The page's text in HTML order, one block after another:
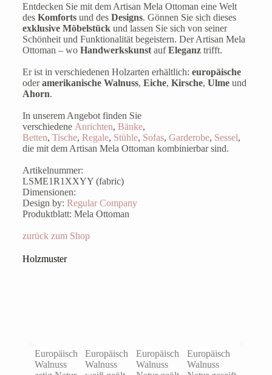
Entdecken Sie mit dem Artisan Mela Ottoman eine Welt
des Komforts und des Designs. Gönnen Sie sich dieses
exklusive Möbelstück und lassen Sie sich von seiner
Schönheit und Funktionalität begeistern. Der Artisan Mela
Ottoman – wo Handwerkskunst aufEleganz trifft.
Er ist in verschiedenen Holzarten erhältlich: europäische
oderamerikanische Walnuss, Eiche, Kirsche, Ulmeund
Ahorn.
In unserem Angebot finden Sie
verschiedene Anrichten, Bänke,
Betten, Tische, Regale, Stühle, Sofas, Garderobe, Sessel,
die mit dem Artisan Mela Ottoman kombinierbar sind.
Artikelnummer:
LSME1R1XXYY (fabric)
Dimensionen:
Design by: Regular Company
Produktblatt: Mela Ottoman
zurück zum Shop
Holzmuster
Europäisch
Walnuss
Europäisch
Walnuss
Europäisch
Walnuss
Europäisch
Walnuss